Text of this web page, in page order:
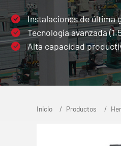
Instalaciones de última
Tecnología avanzada
Alta capacidad
Inicio Productos